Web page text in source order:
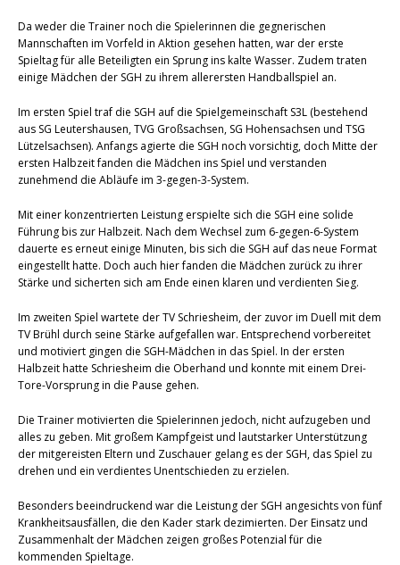
Da weder die Trainer noch die Spielerinnen die gegnerischen
Mannschaften im Vorfeld in Aktion gesehen hatten, war der erste
Spieltag für alle Beteiligten ein Sprung ins kalte Wasser. Zudem traten
einige Mädchen der SGH zu ihrem allerersten Handballspiel an.
Im ersten Spiel traf die SGH auf die Spielgemeinschaft S3L (bestehend
aus SG Leutershausen, TVG Großsachsen, SG Hohensachsen und TSG
Lützelsachsen). Anfangs agierte die SGH noch vorsichtig, doch Mitte der
ersten Halbzeit fanden die Mädchen ins Spiel und verstanden
zunehmend die Abläufe im 3-gegen-3-System.
Mit einer konzentrierten Leistung erspielte sich die SGH eine solide
Führung bis zur Halbzeit. Nach dem Wechsel zum 6-gegen-6-System
dauerte es erneut einige Minuten, bis sich die SGH auf das neue Format
eingestellt hatte. Doch auch hier fanden die Mädchen zurück zu ihrer
Stärke und sicherten sich am Ende einen klaren und verdienten Sieg.
Im zweiten Spiel wartete der TV Schriesheim, der zuvor im Duell mit dem
TV Brühl durch seine Stärke aufgefallen war. Entsprechend vorbereitet
und motiviert gingen die SGH-Mädchen in das Spiel. In der ersten
Halbzeit hatte Schriesheim die Oberhand und konnte mit einem Drei-
Tore-Vorsprung in die Pause gehen.
Die Trainer motivierten die Spielerinnen jedoch, nicht aufzugeben und
alles zu geben. Mit großem Kampfgeist und lautstarker Unterstützung
der mitgereisten Eltern und Zuschauer gelang es der SGH, das Spiel zu
drehen und ein verdientes Unentschieden zu erzielen.
Besonders beeindruckend war die Leistung der SGH angesichts von fünf
Krankheitsausfällen, die den Kader stark dezimierten. Der Einsatz und
Zusammenhalt der Mädchen zeigen großes Potenzial für die
kommenden Spieltage.